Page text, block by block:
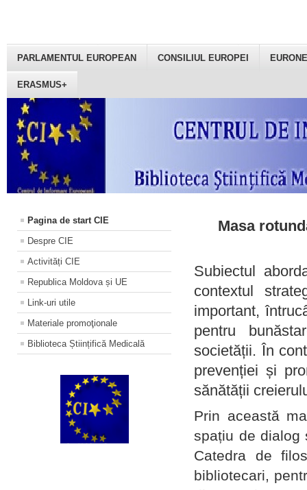
PARLAMENTUL EUROPEAN CONSILIUL EUROPEI
ERASMUS+
Pagina de start CIE
Despre CIE
Activități CIE
Republica Moldova și UE
Link-uri utile
Materiale promoţionale
Biblioteca Științifică Medicală
Masa
Subiectul
contextul
important,
pentru
societății. În
prevenției și
sănătății
Prin această
spațiu de dialog
Catedra de
bibliotecari,